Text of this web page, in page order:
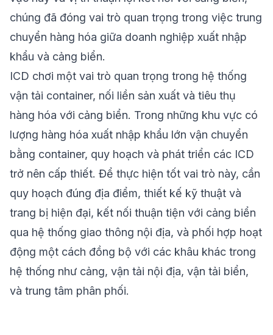
chúng đã đóng vai trò quan trọng trong việc trung
chuyển hàng hóa giữa doanh nghiệp xuất nhập
khẩu và cảng biển.
ICD chơi một vai trò quan trọng trong hệ thống
vận tải container, nối liền sản xuất và tiêu thụ
hàng hóa với cảng biển. Trong những khu vực có
lượng hàng hóa xuất nhập khẩu lớn vận chuyển
bằng container, quy hoạch và phát triển các ICD
trở nên cấp thiết. Để thực hiện tốt vai trò này, cần
quy hoạch đúng địa điểm, thiết kế kỹ thuật và
trang bị hiện đại, kết nối thuận tiện với cảng biển
qua hệ thống giao thông nội địa, và phối hợp hoạt
động một cách đồng bộ với các khâu khác trong
hệ thống như cảng, vận tải nội địa, vận tải biển,
và trung tâm phân phối.